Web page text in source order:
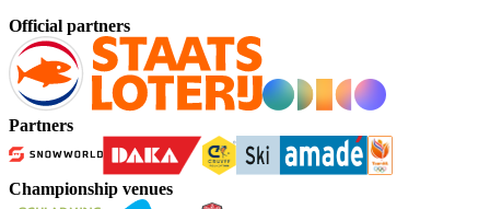
Official partners
Partners
Championship venues